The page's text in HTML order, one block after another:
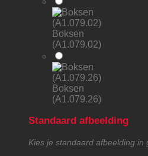
Boksen
(A1.079.02)
Boksen
(A1.079.26)
Standaard afbeelding
Kies je standaard afbeelding in